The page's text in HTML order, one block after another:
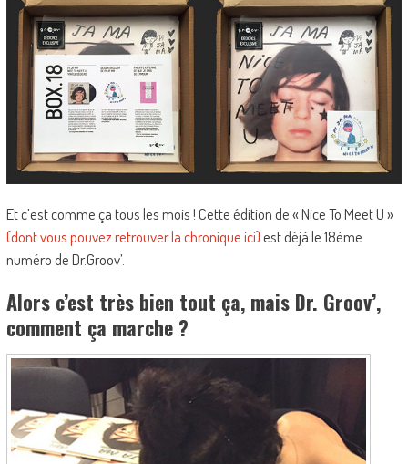
Et c’est comme ça tous les mois ! Cette édition de « Nice To Meet U »
(dont vous pouvez retrouver la chronique ici)est déjà le 18ème
numéro de Dr.Groov’.
Alors c’est très bien tout ça, mais Dr. Groov’,
comment ça marche ?